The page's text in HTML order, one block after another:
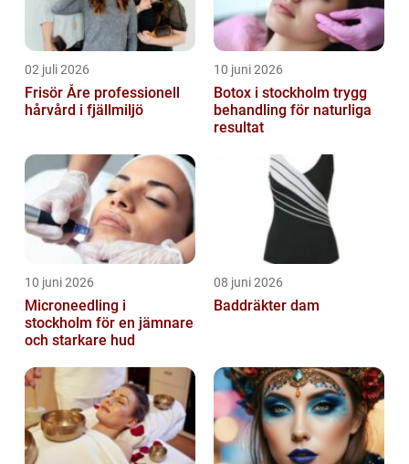
02 juli 2026
Frisör Åre professionell
hårvård i fjällmiljö
10 juni 2026
Botox i stockholm trygg
behandling för naturliga
resultat
10 juni 2026
Microneedling i
stockholm för en jämnare
och starkare hud
08 juni 2026
Baddräkter dam